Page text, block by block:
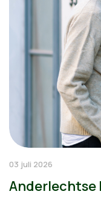
03 juli 2026
Anderlechtse